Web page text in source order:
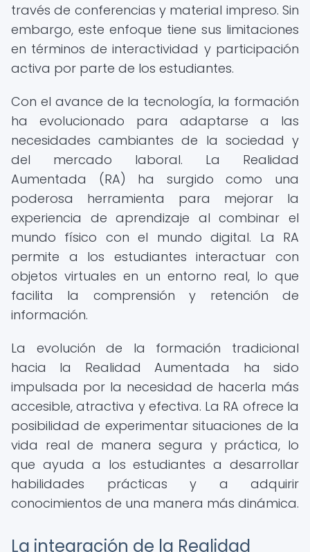
través de conferencias y material impreso. Sin
embargo, este enfoque tiene sus limitaciones
en términos de interactividad y participación
activa por parte de los estudiantes.
Con el avance de la tecnología, la formación
ha evolucionado para adaptarse a las
necesidades cambiantes de la sociedad y
del mercado laboral. La Realidad
Aumentada (RA) ha surgido como una
poderosa herramienta para mejorar la
experiencia de aprendizaje al combinar el
mundo físico con el mundo digital. La RA
permite a los estudiantes interactuar con
objetos virtuales en un entorno real, lo que
facilita la comprensión y retención de
información.
La evolución de la formación tradicional
hacia la Realidad Aumentada ha sido
impulsada por la necesidad de hacerla más
accesible, atractiva y efectiva. La RA ofrece la
posibilidad de experimentar situaciones de la
vida real de manera segura y práctica, lo
que ayuda a los estudiantes a desarrollar
habilidades prácticas y a adquirir
conocimientos de una manera más dinámica.
La integración de la Realidad